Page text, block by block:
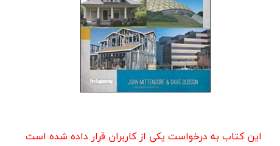
این کتاب به درخواست یکی از کاربران قرار داده شده است